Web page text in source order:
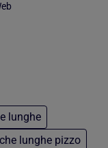
lunghe
lunghe pizzo